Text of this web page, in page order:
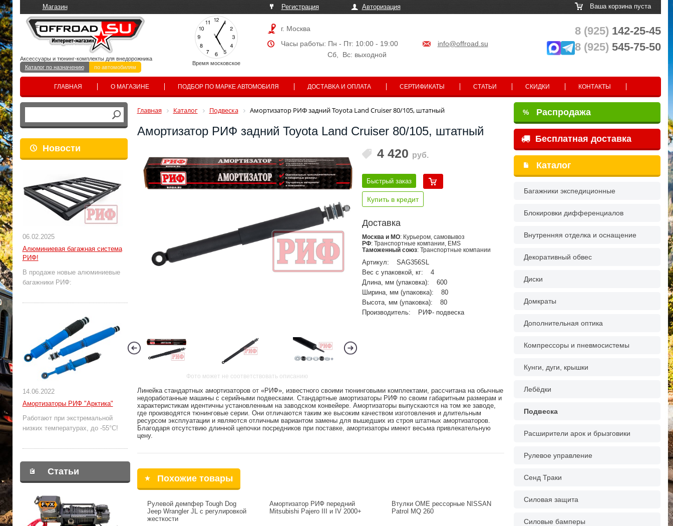
Магазин Регистрация Авторизация Ваша корзина пуста
Время московское
Аксессуары и тюнинг-комплекты для внедорожника
Каталог по назначению
по автомобилям
г. Москва
Часы работы: Пн - Пт: 10:00 - 19:00
info@offroad.su
Сб, Вс: выходной
8 (925) 142-25-45
8 (925) 545-75-50
ГЛАВНАЯ О МАГАЗИНЕ ПОДБОР ПО МАРКЕ АВТОМОБИЛЯ ДОСТАВКА И ОПЛАТА СЕРТИФИКАТЫ СТАТЬИ СКИДКИ КОНТАКТЫ
Новости
06.02.2025
Алюминиевая багажная система
РИФ!
В продаже новые алюминиевые
багажники РИФ:
14.06.2022
Амортизаторы РИФ "Арктика"
Работают при экстремальной
низких температурах, до -55°С!
Статьи
Главная Каталог Подвеска Амортизатор РИФ задний Toyota Land Cruiser 80/105, штатный
Амортизатор РИФ задний Toyota Land Cruiser 80/105, штатный
Фото может не соответствовать описанию
4 420 руб.
Быстрый заказ
Купить в кредит
Доставка
Москва и МО: Курьером, самовывоз
РФ: Транспортные компании, EMS
Таможенный союз: Транспортные компании
Артикул:
SAG356SL
Вес с упаковкой, кг:
4
Длина, мм (упаковка):
600
Ширина, мм (упаковка):
80
Высота, мм (упаковка):
80
Производитель:
РИФ- подвеска
Линейка стандартных амортизаторов от «РИФ», известного своими тюнинговыми комплектами, рассчитана на обычные
недоработанные машины с серийными подвесками. Стандартные амортизаторы РИФ по своим габаритным размерам и
характеристикам идентичны установленным на заводском конвейере. Амортизаторы выпускаются на том же заводе,
где производятся тюнинговые серии. Они отличаются таким же высоким качеством изготовления и длительным
ресурсом эксплуатации и являются отличным вариантом замены для вышедших из строя штатных амортизаторов.
Благодаря отсутствию длинной цепочки посредников при поставке, амортизаторы имеют весьма привлекательную
цену.
Похожие товары
Рулевой демпфер Tough Dog
Jeep Wrangler JL с регулировкой
жесткости
Амортизатор РИФ передний
Mitsubishi Pajero III и IV 2000+
Втулки OME рессорные NISSAN
Patrol MQ 260
% Распродажа
Бесплатная доставка
Каталог
Багажники экспедиционные
Блокировки дифференциалов
Внутренняя отделка и оснащение
Декоративный обвес
Диски
Домкраты
Дополнительная оптика
Компрессоры и пневмосистемы
Кунги, дуги, крышки
Лебёдки
Подвеска
Расширители арок и брызговики
Рулевое управление
Сенд Траки
Силовая защита
Силовые бамперы